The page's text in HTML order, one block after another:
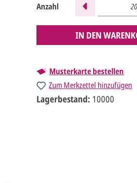
Anzahl
IN DEN
Musterkarte bestellen
Zum Merkzettel hinzufügen
Lagerbestand: 10000